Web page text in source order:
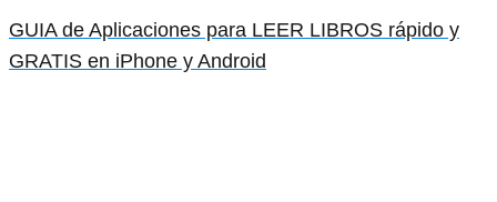
GUIA de Aplicaciones para LEER LIBROS rápido y
GRATIS en iPhone y Android